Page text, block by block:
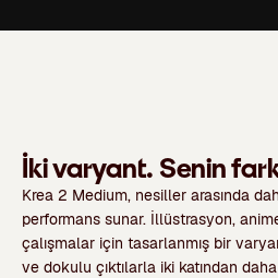
İki varyant. Senin
Krea 2 Medium, nesiller arasında
performans sunar. İllüstrasyon,
çalışmalar için tasarlanmış bir
ve dokulu çıktılarla iki katından